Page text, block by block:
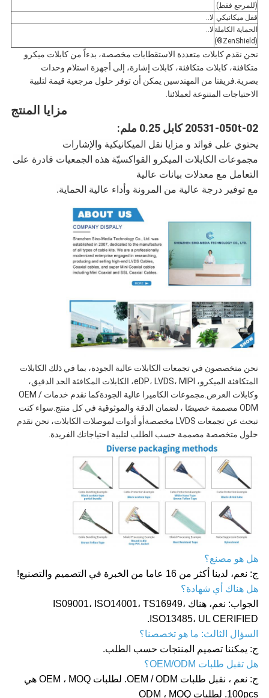
(للمرجع فقط)
قفل ميكانيكي لا..
الحماية الكاملة
(ZenShield®)
لا..
نحن نقدم كابلات متعددة الاستقطابات مخصصة، بدءاً من كابلات ميكرو
متكافئة، كابلات متكافئة، كابلات إشارة، إلى أجهزة استلام وحدات
بصرية.فريقنا من المهندسين يمكن أن توفر حلول مرجعية قيمة لتلبية
الاحتياجات المتنوعة لعملائنا.
مزايا المنتج
20531-050t-02 كابل 0.25 ملم:
يحتوي على فوائد و مزايا نقل الميكانيكية والإشارات
مجموعات الكابلات الميكرو القواكسيّة هذه الجمعيات قادرة على
التعامل مع معدلات بيانات عالية
مع توفير درجة عالية من المرونة وأداء عالية الحماية.
نحن متخصصون في تجمعات الكابلات عالية الجودة، بما في ذلك الكابلات
المتكافئة الميكرو، eDP، LVDS، MIPI، الكابلات المكافئة الحد الدقيق،
وكابلات العرض.مجموعات الكاميرا عالية الجودةكما نقدم خدمات OEM /
ODM مصممة خصيصًا ، لضمان الدقة والموثوقية في كل منتج.سواء كنت
تبحث عن تجمعات LVDS مخصصةأو أدوات لموصلات الكابلات، نحن نقدم
حلول متخصصة مصممة حسب الطلب لتلبية احتياجاتك الفريدة.
هل هو مصنع؟
ج: نعم، لدينا أكثر من 16 عاما من الخبرة في التصميم والتصنيع!
هل هناك أي شهادة؟
الجواب: نعم، هناك IS09001، ISO14001، TS16949،
ISO13485، UL CERIFIED.
السؤال الثالث: ما هو تخصصنا؟
ج: يمكننا تصميم المنتجات حسب الطلب.
هل تقبل طلبات OEM/ODM؟
ج: نعم ، نقبل طلبات OEM / ODM. لطلبات OEM ، MOQ هي
100pcs. لطلبات ODM ، MOQ